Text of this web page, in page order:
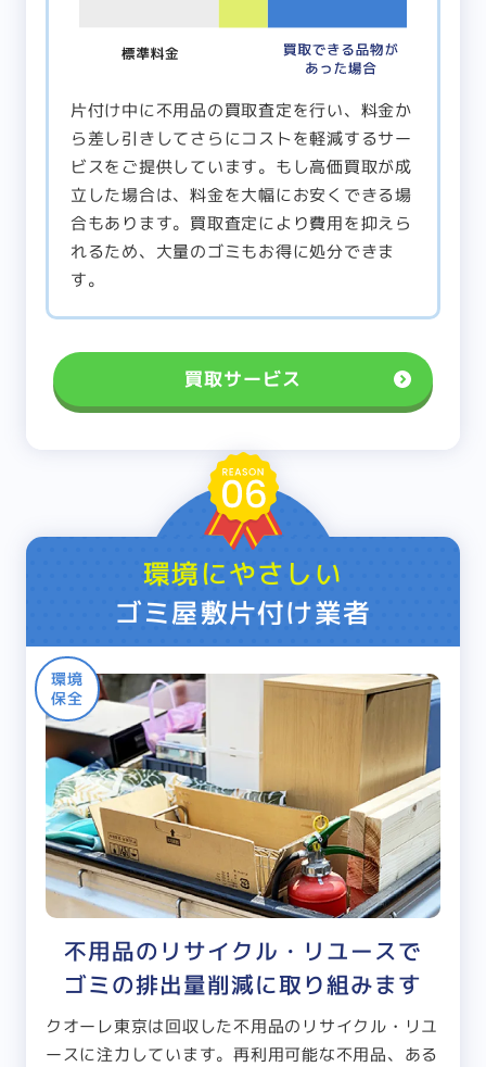
片付け中に不用品の買取査定を行い、料金か
ら差し引きしてさらにコストを軽減するサー
ビスをご提供しています。もし高価買取が成
立した場合は、料金を大幅にお安くできる場
合もあります。買取査定により費用を抑えら
れるため、大量のゴミもお得に処分できま
す。
買取サービス
環境にやさしい
ゴミ屋敷片付け業者
環境
保全
不用品のリサイクル・リユースで
ゴミの排出量削減に取り組みます
クオーレ東京は回収した不用品のリサイクル・リユ
ースに注力しています。再利用可能な不用品、ある